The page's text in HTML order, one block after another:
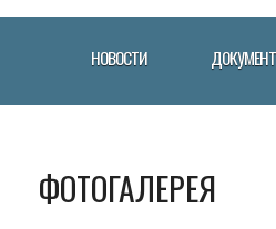
НОВОСТИ
ФОТОГАЛЕРЕЯ